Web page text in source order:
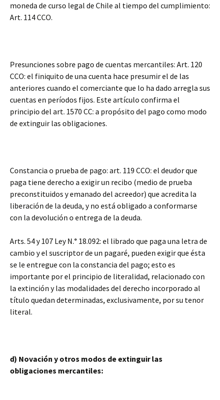
moneda de curso legal de Chile al tiempo del cumplimiento:
Art. 114 CCO.
Presunciones sobre pago de cuentas mercantiles: Art. 120
CCO: el finiquito de una cuenta hace presumir el de las
anteriores cuando el comerciante que lo ha dado arregla sus
cuentas en períodos fijos. Este artículo confirma el
principio del art. 1570 CC: a propósito del pago como modo
de extinguir las obligaciones.
Constancia o prueba de pago: art. 119 CCO: el deudor que
paga tiene derecho a exigir un recibo (medio de prueba
preconstituidos y emanado del acreedor) que acredita la
liberación de la deuda, y no está obligado a conformarse
con la devolución o entrega de la deuda.
Arts. 54 y 107 Ley N.° 18.092: el librado que paga una letra de
cambio y el suscriptor de un pagaré, pueden exigir que ésta
se le entregue con la constancia del pago; esto es
importante por el principio de literalidad, relacionado con
la extinción y las modalidades del derecho incorporado al
título quedan determinadas, exclusivamente, por su tenor
literal.
d) Novación y otros modos de extinguir las
obligaciones mercantiles: